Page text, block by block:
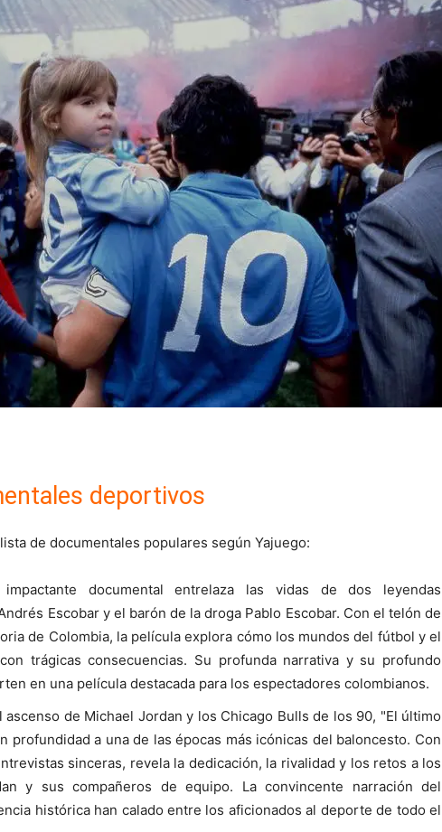
deportivos
de documentales populares según Yajuego:
documental entrelaza las vidas de dos leyendas
Escobar y el barón de la droga Pablo Escobar. Con el telón de
de Colombia, la película explora cómo los mundos del fútbol y el
trágicas consecuencias. Su profunda narrativa y su profundo
en una película destacada para los espectadores colombianos.
ascenso de Michael Jordan y los Chicago Bulls de los 90, "El último
profundidad a una de las épocas más icónicas del baloncesto. Con
sinceras, revela la dedicación, la rivalidad y los retos a los
y sus compañeros de equipo. La convincente narración del
histórica han calado entre los aficionados al deporte de todo el